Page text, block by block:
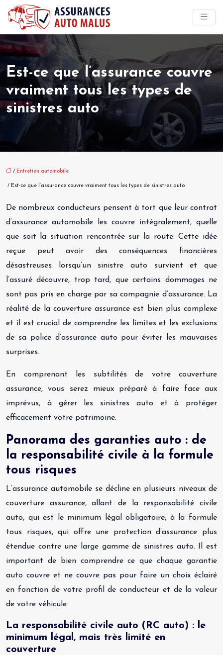
Est-ce que l’assurance couvre
vraiment tous les types de
sinistres auto
/ Entretien automobile
/ Est-ce que l’assurance couvre vraiment tous les types de sinistres auto
De nombreux conducteurs pensent à tort que leur contrat
d’assurance automobile les couvre intégralement, quelle
que soit la situation rencontrée sur la route. Cette idée
reçue peut avoir des conséquences financières
désastreuses lorsqu’un sinistre auto survient et que
l’assuré découvre, trop tard, que certains dommages ne
sont pas pris en charge par sa compagnie d’assurance. La
réalité de la couverture assurance est bien plus complexe
et il est crucial de comprendre les limites et les exclusions
de sa police d’assurance auto pour éviter les mauvaises
surprises.
En comprenant les subtilités de votre couverture
assurance, vous serez mieux préparé à faire face aux
imprévus, à gérer les sinistres auto et à protéger
efficacement votre patrimoine.
Panorama des garanties auto : de
la responsabilité civile à la formule
tous risques
L’assurance automobile se décline en plusieurs niveaux de
couverture assurance, allant de la responsabilité civile
auto, qui est le minimum légal obligatoire, à la formule
tous risques, qui offre une protection d’assurance plus
étendue contre une large gamme de sinistres auto. Il est
important de bien comprendre ce que chaque garantie
auto couvre et ne couvre pas pour faire un choix éclairé
en fonction de votre profil de conducteur et de la valeur
de votre véhicule.
La responsabilité civile auto (RC auto) : le
minimum légal, mais très limité en
couverture